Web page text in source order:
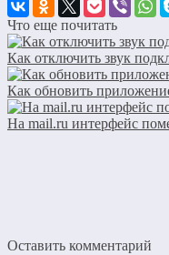
Что еще почитать
Как отключить звук
Как обновить
На mail.ru интерфейс
Оставить комментарий